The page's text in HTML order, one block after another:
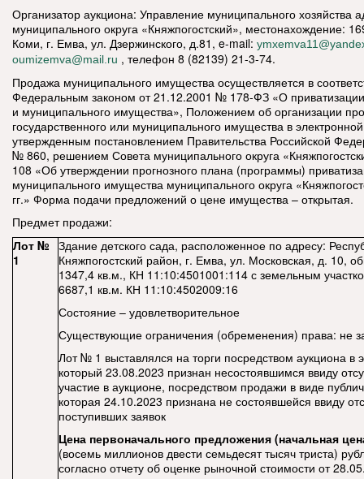
Организатор аукциона: Управление муниципального хозяйства
муниципального округа «Княжпогостский», местонахождение:
Коми, г. Емва, ул. Дзержинского, д.81, e-mail:
oumizemva@mail.ru , телефон 8 (82139) 21-3-74.
Продажа муниципального имущества осуществляется в
Федеральным законом от 21.12.2001 № 178-ФЗ «О приватизации
и муниципального имущества», Положением об организации
государственного или муниципального имущества в
утвержденным постановлением Правительства Российской
№ 860, решением Совета муниципального округа
108 «Об утверждении прогнозного плана (программы)
муниципального имущества муниципального округа
гг.» Форма подачи предложений о цене имущества – открытая.
Предмет продажи:
Лот №
1
Здание детского сада, расположенное по адресу:
Княжпогостский район, г. Емва, ул. Московская, д. 10,
1347,4 кв.м., КН 11:10:4501001:114 с земельным
6687,1 кв.м. КН 11:10:4502009:16
Состояние – удовлетворительное
Существующие ограничения (обременения) права: не
Лот № 1 выставлялся на торги посредством аукциона в
который 23.08.2023 признан несостоявшимся ввиду
участие в аукционе, посредством продажи в виде
которая 24.10.2023 признана не состоявшейся ввиду
поступивших заявок
Цена первоначального предложения (начальная
(восемь миллионов двести семьдесят тысяч триста)
согласно отчету об оценке рыночной стоимости от